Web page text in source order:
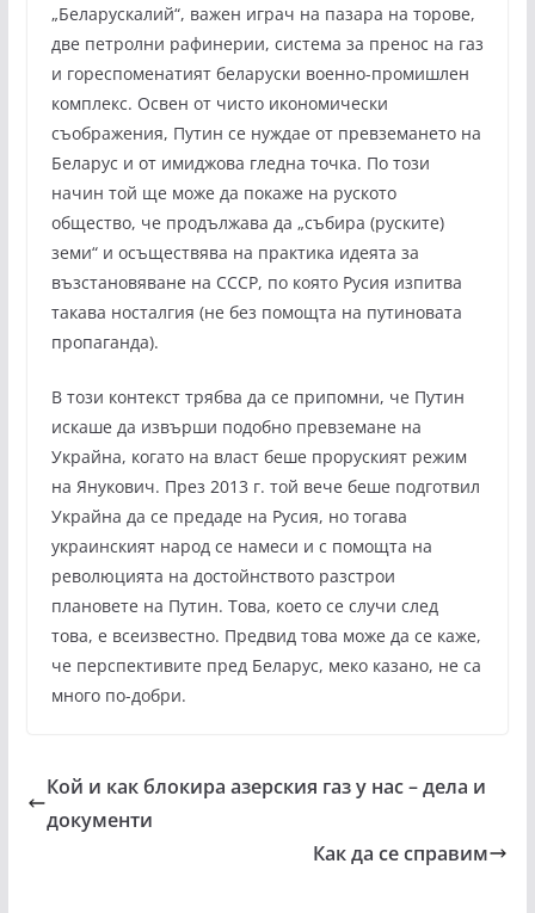
„Беларускалий“, важен играч на пазара на торове,
две петролни рафинерии, система за пренос на газ
и гореспоменатият беларуски военно-промишлен
комплекс. Освен от чисто икономически
съображения, Путин се нуждае от превземането на
Беларус и от имиджова гледна точка. По този
начин той ще може да покаже на руското
общество, че продължава да „събира (руските)
земи“ и осъществява на практика идеята за
възстановяване на СССР, по която Русия изпитва
такава носталгия (не без помощта на путиновата
пропаганда).
В този контекст трябва да се припомни, че Путин
искаше да извърши подобно превземане на
Украйна, когато на власт беше проруският режим
на Янукович. През 2013 г. той вече беше подготвил
Украйна да се предаде на Русия, но тогава
украинският народ се намеси и с помощта на
революцията на достойнството разстрои
плановете на Путин. Това, което се случи след
това, е всеизвестно. Предвид това може да се каже,
че перспективите пред Беларус, меко казано, не са
много по-добри.
Кой и как блокира азерския газ у нас – дела и
документи
Как да се справим